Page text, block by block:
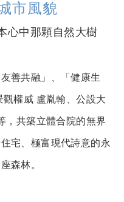
市風貌
心中那顆自然大樹
善共融」、「健康生
權威 盧胤翰、公設大
，共築立體合院的無界
宅、極富現代詩意的永
森林。